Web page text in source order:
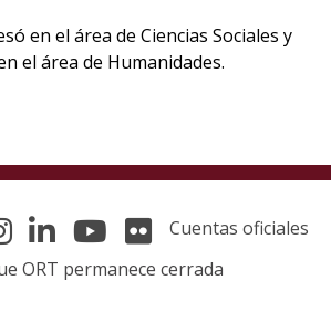
en el área de Ciencias Sociales y
el área de Humanidades.
Cuentas oficiales
ORT permanece cerrada